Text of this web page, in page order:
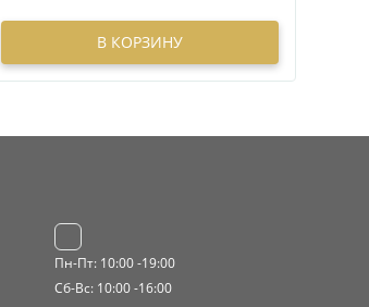
В КОРЗИНУ
Пн-Пт: 10:00 -19:00
Сб-Вс: 10:00 -16:00